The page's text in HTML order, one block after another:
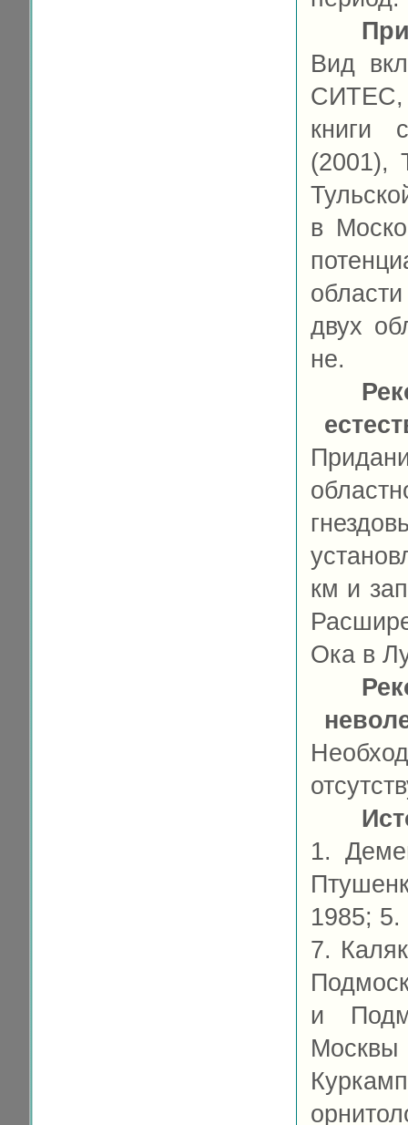
Вид
СИТЕС,
книги
(2001),
в
двух
не.
км и
Ока в
1.
1985;
7.
и